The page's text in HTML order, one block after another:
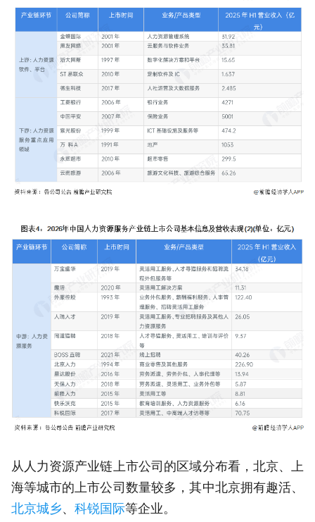
从人力资源产业链上市公司的区域分布看，北京、上
海等城市的上市公司数量较多，其中北京拥有趣活、
北京城乡、 科锐国际等企业。